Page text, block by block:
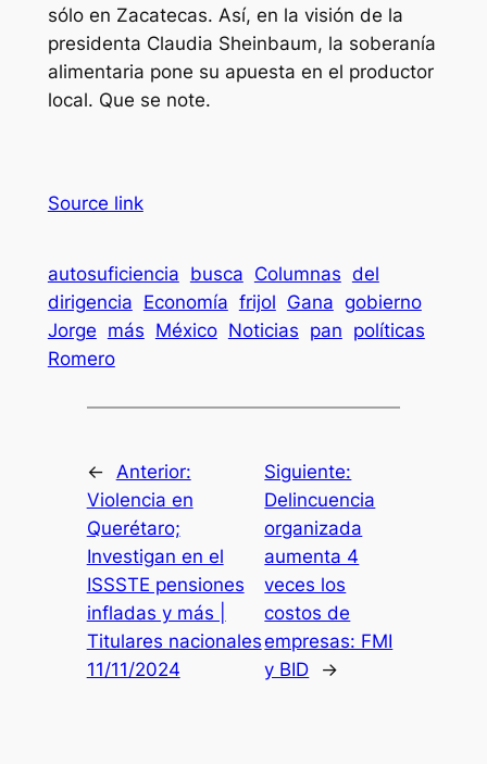
sólo en Zacatecas. Así, en la visión de la
presidenta Claudia Sheinbaum, la soberanía
alimentaria pone su apuesta en el productor
local. Que se note.
Source link
autosuficiencia busca Columnas del
dirigencia Economía frijol Gana gobierno
Jorge más México Noticias pan políticas
Romero
←
Anterior:
Violencia en
Querétaro;
Investigan en el
ISSSTE pensiones
infladas y más |
Titulares nacionales
11/11/2024
Siguiente:
Delincuencia
organizada
aumenta 4
veces los
costos de
empresas: FMI
y BID
→